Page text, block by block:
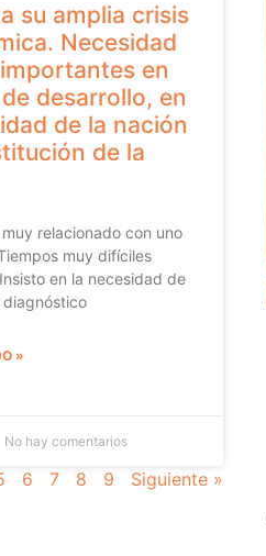
su amplia crisis
Necesidad
en
desarrollo, en
de la nación
de la
relacionado con uno
muy difíciles
en la necesidad de
»
No hay comentarios
6 7 8 9 Siguiente »